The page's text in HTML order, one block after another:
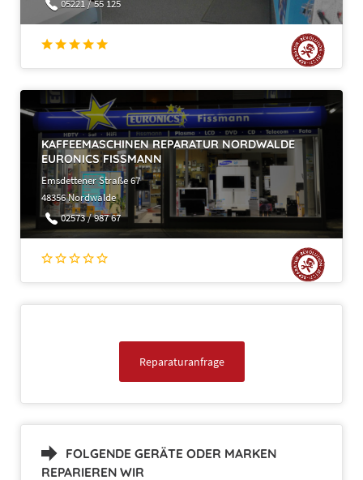
05221 / 55 125
KAFFEEMASCHINEN REPARATUR NORDWALDE
EURONICS FISSMANN
Emsdettener Straße 67
48356 Nordwalde
02573 / 987 67
Reparaturanfrage
FOLGENDE GERÄTE ODER MARKEN
REPARIEREN WIR